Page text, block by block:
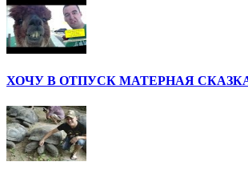
ХОЧУ В ОТПУСК МАТЕРНАЯ